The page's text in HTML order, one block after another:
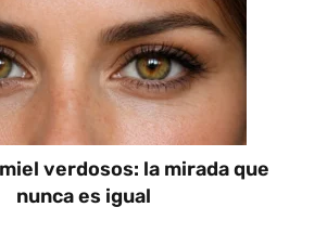
verdosos: la mirada que
nunca es igual